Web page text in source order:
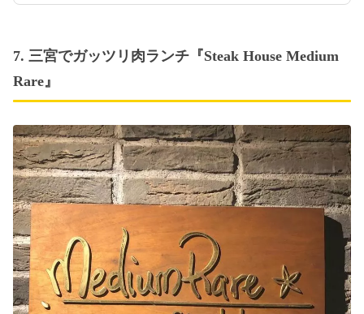
7. 三宮でガッツリ肉ランチ『Steak House Medium
Rare』